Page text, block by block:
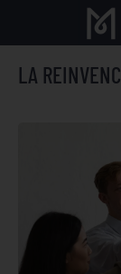
LA